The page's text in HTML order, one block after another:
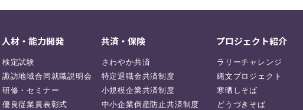
人材・能力開発
検定試験
諏訪地域合同就職説明会
研修・セミナー
優良従業員表彰式
共済・保険
さわやか共済
特定退職金共済制度
小規模企業共済制度
中小企業倒産防止共済制度
プロジェクト紹介
ラリーチャレンジ
縄文プロジェクト
寒晒しそば
どうづきそば